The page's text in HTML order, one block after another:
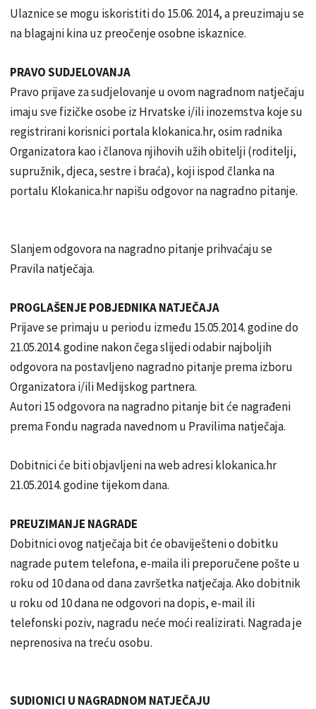
Ulaznice se mogu iskoristiti do 15.06. 2014, a preuzimaju se
na blagajni kina uz preočenje osobne iskaznice.
PRAVO SUDJELOVANJA
Pravo prijave za sudjelovanje u ovom nagradnom natječaju
imaju sve fizičke osobe iz Hrvatske i/ili inozemstva koje su
registrirani korisnici portala klokanica.hr, osim radnika
Organizatora kao i članova njihovih užih obitelji (roditelji,
supružnik, djeca, sestre i braća), koji ispod članka na
portalu Klokanica.hr napišu odgovor na nagradno pitanje.
Slanjem odgovora na nagradno pitanje prihvaćaju se
Pravila natječaja.
PROGLAŠENJE POBJEDNIKA NATJEČAJA
Prijave se primaju u periodu između 15.05.2014. godine do
21.05.2014. godine nakon čega slijedi odabir najboljih
odgovora na postavljeno nagradno pitanje prema izboru
Organizatora i/ili Medijskog partnera.
Autori 15 odgovora na nagradno pitanje bit će nagrađeni
prema Fondu nagrada navednom u Pravilima natječaja.
Dobitnici će biti objavljeni na web adresi klokanica.hr
21.05.2014. godine tijekom dana.
PREUZIMANJE NAGRADE
Dobitnici ovog natječaja bit će obaviješteni o dobitku
nagrade putem telefona, e-maila ili preporučene pošte u
roku od 10 dana od dana završetka natječaja. Ako dobitnik
u roku od 10 dana ne odgovori na dopis, e-mail ili
telefonski poziv, nagradu neće moći realizirati. Nagrada je
neprenosiva na treću osobu.
SUDIONICI U NAGRADNOM NATJEČAJU